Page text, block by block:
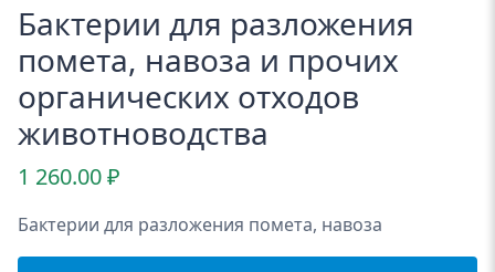
Бактерии для разложения
помета, навоза и прочих
органических отходов
животноводства
1 260.00₽
Бактерии для разложения помета, навоза